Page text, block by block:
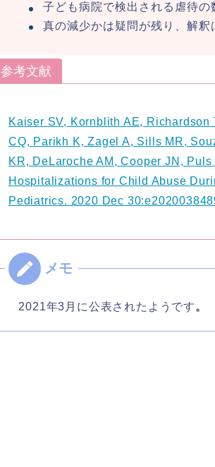
子ども病院で検出される虐待の
真の減少かは疑問が残り、解釈
参考文献
Kaiser SV, Kornblith AE,
CQ, Parikh K, Zagel A, Sills MR,
KR, DeLaroche AM, Cooper JN,
Hospitalizations for Child Abuse
Pediatrics. 2020 Dec
2021年3月に公表されたようです。